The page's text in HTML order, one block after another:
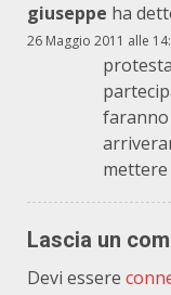
giuseppe ha
26 Maggio 2011 alle
faranno
Lascia un
Devi essere